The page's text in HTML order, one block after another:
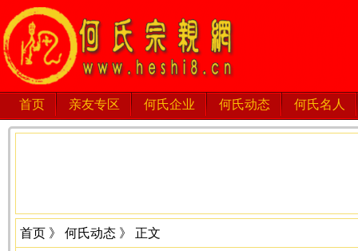
首页 亲友专区 何氏企业 何氏动态 何氏名人
首页 》 何氏动态 》 正文